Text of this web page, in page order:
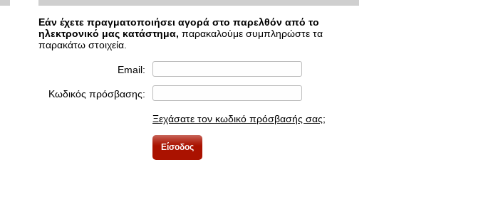
Εάν έχετε πραγματοποιήσει αγορά στο παρελθόν από το
ηλεκτρονικό μας κατάστημα, παρακαλούμε συμπληρώστε τα
παρακάτω στοιχεία.
Email:
Κωδικός πρόσβασης:
Ξεχάσατε τον κωδικό πρόσβασής σας;